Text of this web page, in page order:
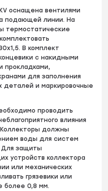
оснащена вентилями
подающей линии. На
термостатические
В комплект
с накидными
прокладками,
для заполнения
деталей и маркировочные
проводить
влияния
должны
воды для систем
Для защиты
устройств коллектора
или механических
грязевики или
более 0,8 мм.